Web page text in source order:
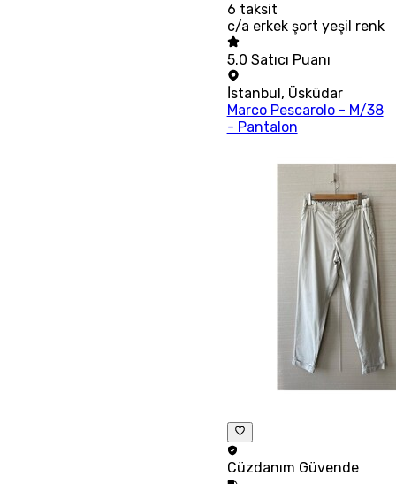
6 taksit
c/a erkek şort yeşil renk
5.0 Satıcı Puanı
İstanbul , Üsküdar
Marco Pescarolo - M/38
- Pantalon
Cüzdanım Güvende